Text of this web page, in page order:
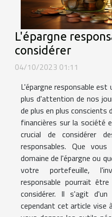
L'épargne
considérer
04/10/2023 01:11
L'épargne responsable est
plus d'attention de nos
de plus en plus conscients
financières sur la société
crucial de considérer
responsables. Que
domaine de l'épargne ou
votre portefeuille,
responsable pourrait
considérer. Il s'agit
cependant cet article vise